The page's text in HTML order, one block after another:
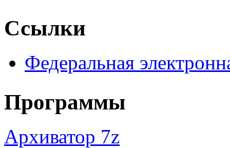
Ссылки
Федеральная
Программы
Архиватор 7z